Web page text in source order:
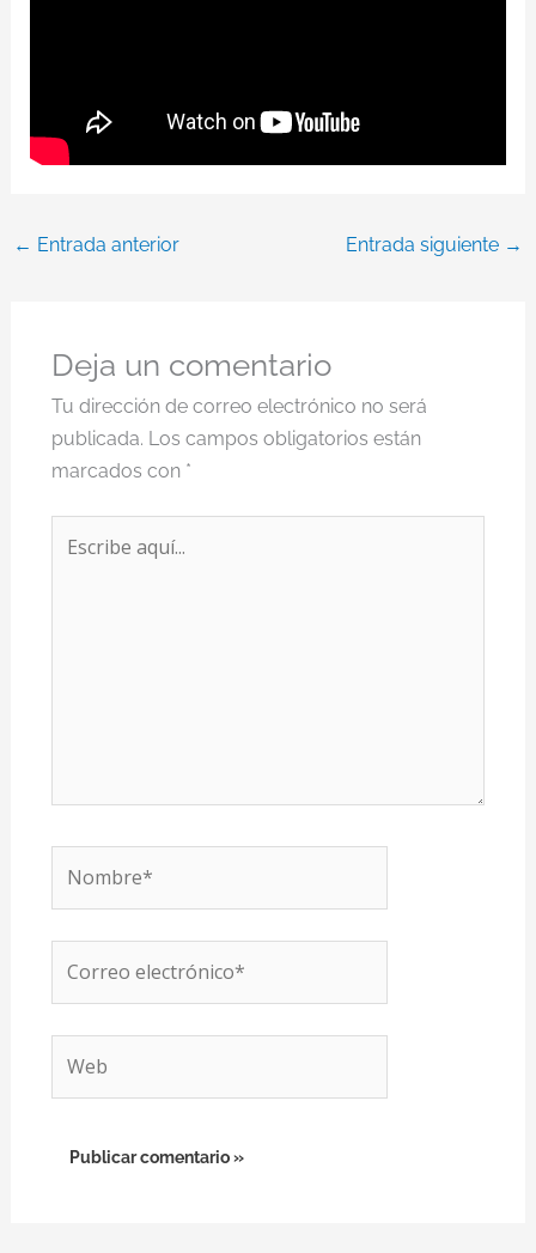
← Entrada anterior Entrada siguiente →
Deja un comentario
Tu dirección de correo electrónico no será
publicada. Los campos obligatorios están
marcados con *